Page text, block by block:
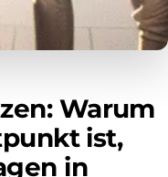
Warum
ist,
in